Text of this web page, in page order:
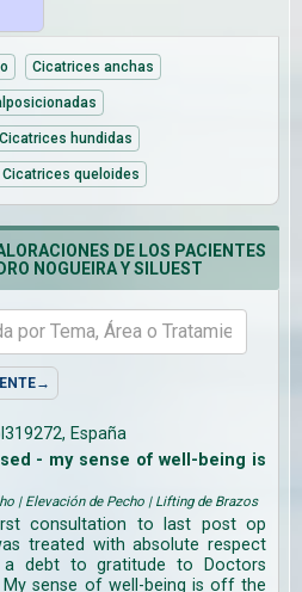
Cicatrices anchas
Cicatrices hundidas
Cicatrices queloides
DE LOS PACIENTES
NOGUEIRA Y SILUEST
España
- my sense of well-being is
| Elevación de Pecho | Lifting de Brazos
consultation to last post op
treated with absolute respect
a debt to gratitude to Doctors
My sense of well-being is off the